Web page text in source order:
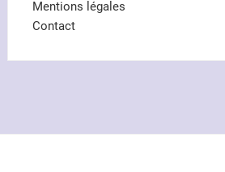
Mentions légales
Contact